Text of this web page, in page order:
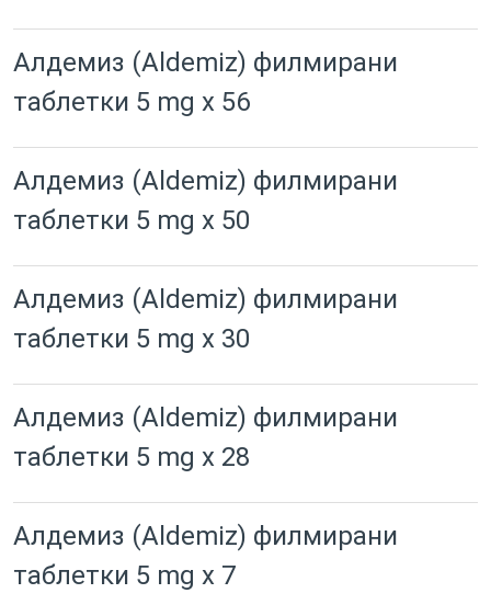
Алдемиз (Aldemiz) филмирани
таблетки 5 mg x 56
Алдемиз (Aldemiz) филмирани
таблетки 5 mg x 50
Алдемиз (Aldemiz) филмирани
таблетки 5 mg x 30
Алдемиз (Aldemiz) филмирани
таблетки 5 mg x 28
Алдемиз (Aldemiz) филмирани
таблетки 5 mg x 7